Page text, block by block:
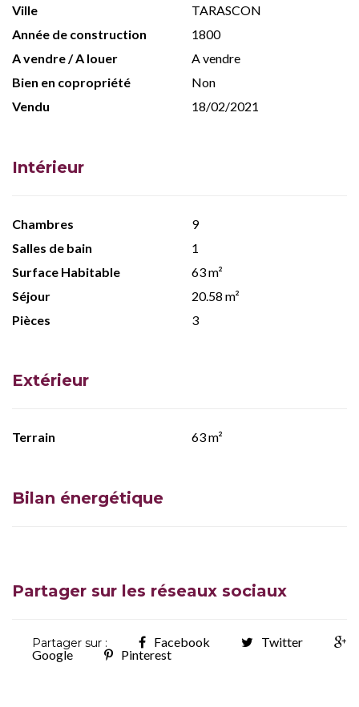
Ville
TARASCON
Année de construction
1800
A vendre / A louer
A vendre
Bien en copropriété
Non
Vendu
18/02/2021
Intérieur
Chambres
9
Salles de bain
1
Surface Habitable
63 m²
Séjour
20.58 m²
Pièces
3
Extérieur
Terrain 63 m²
Bilan énergétique
Partager sur les réseaux sociaux
Partager sur : Facebook
Twitter
Google
Pinterest